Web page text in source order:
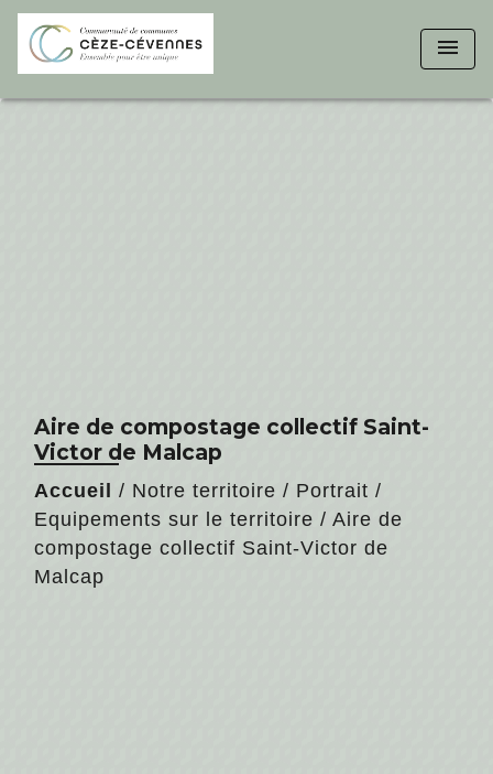
menu
Aire de compostage collectif Saint-
Victor de Malcap
Accueil / Notre territoire / Portrait /
Equipements sur le territoire / Aire de
compostage collectif Saint-Victor de
Malcap